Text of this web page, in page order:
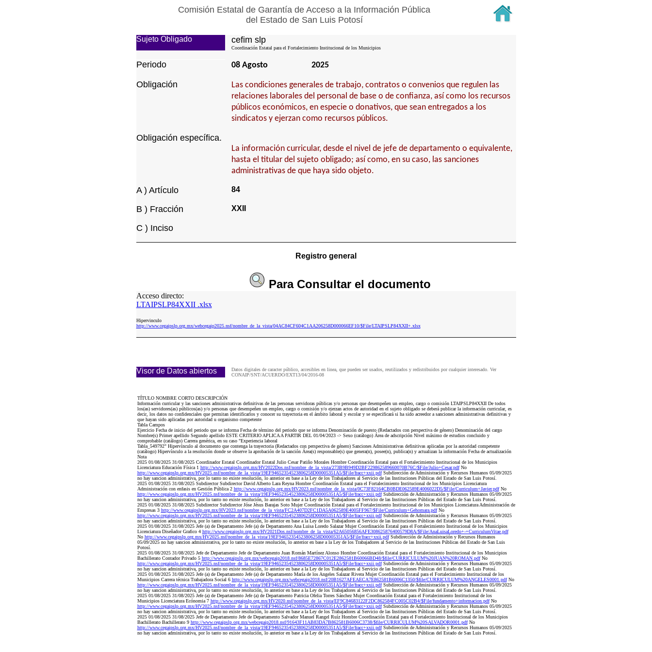
Comisión Estatal de Garantía de Acceso a la Información Pública
del Estado de San Luis Potosí
Sujeto Obligado cefim slp
Coordinación Estatal para el Fortalecimiento Institucional de los Municipios
Periodo 08 Agosto 2025
Obligación
Las condiciones generales de trabajo, contratos o convenios que regulen las
relaciones laborales del personal de base o de confianza, así como los recursos
públicos económicos, en especie o donativos, que sean entregados a los
sindicatos y ejerzan como recursos públicos.
Obligación específica.
La información curricular, desde el nivel de jefe de departamento o equivalente,
hasta el titular del sujeto obligado; así como, en su caso, las sanciones
administrativas de que haya sido objeto.
A ) Artículo 84
B ) Fracción XXII
C ) Inciso
Registro general
Para Consultarel documento
Acceso directo:
LTAIPSLP84XXII .xlsx
Hipervinculo
http://www.cegaipslp.org.mx/webcegaip2025.nsf/nombre_de_la_vista/04AC84CF604C1AA206258D000066EF10/$File/LTAIPSLP84XXII+.xlsx
Visor de Datos abiertos
Datos digitales de caracter público, accesibles en linea, que pueden ser usados, reutilizados y redistribuidos por cualquier interesado. Ver
CONAIP/SNT/ACUERDO/EXT13/04/2016-08
TÍTULO NOMBRE CORTO DESCRIPCIÓN
Información curricular y las sanciones administrativas definitivas de las personas servidoras públicas y/o personas que desempeñen un empleo, cargo o comisión LTAIPSLP84XXII De todos
los(as) servidores(as) públicos(as) y/o personas que desempeñen un empleo, cargo o comisión y/o ejerzan actos de autoridad en el sujeto obligado se deberá publicar la información curricular, es
decir, los datos no confidenciales que permitan identificarlos y conocer su trayectoria en el ámbito laboral y escolar y se especificará si ha sido acreedor a sanciones administrativas definitivas y
que hayan sido aplicadas por autoridad u organismo competente
Tabla Campos
Ejercicio Fecha de inicio del periodo que se informa Fecha de término del periodo que se informa Denominación de puesto (Redactados con perspectiva de género) Denominación del cargo
Nombre(s) Primer apellido Segundo apellido ESTE CRITERIO APLICA A PARTIR DEL 01/04/2023 -> Sexo (catálogo) Área de adscripción Nivel máximo de estudios concluido y
comprobable (catálogo) Carrera genérica, en su caso "Experiencia laboral
Tabla_549792" Hipervínculo al documento que contenga la trayectoria (Redactados con perspectiva de género) Sanciones Administrativas definitivas aplicadas por la autoridad competente
(catálogo) Hipervínculo a la resolución donde se observe la aprobación de la sanción Área(s) responsable(s) que genera(n), posee(n), publica(n) y actualizan la información Fecha de actualización
Nota
2025 01/08/2025 31/08/2025 Coordinador Estatal Coordinador Estatal Julio Cesar Patiño Morales Hombre Coordinación Estatal para el Fortalecimiento Institucional de los Municipios
Licenciatura Educación Física 1 http://www.cegaipslp.org.mx/HV2022Dos.nsf/nombre_de_la_vista/273B9B949D2BF229862589660070B76C/$File/Julio+Cesar.pdfNo
http://www.cegaipslp.org.mx/HV2025.nsf/nombre_de_la_vista/19EF94652354523806258D00005351A5/$File/fracc+xxii.pdfSubdirección de Administración y Recursos Humanos 05/09/2025
no hay sancion administrativa, por lo tanto no existe resolución, lo anterior en base a la Ley de los Trabajadores al Servicio de las Instituciones Públicas del Estado de San Luis Potosí.
2025 01/08/2025 31/08/2025 Subdirector Subdirector David Alberto Lara Reyna Hombre Coordinación Estatal para el Fortalecimiento Institucional de los Municipios Licenciatura
Administración con enfasis en Gestión Pública 2 http://www.cegaipslp.org.mx/HV2023.nsf/nombre_de_la_vista/0C73F82164CB0BDE062589E4006022D5/$File/Curriculum+Javier.pdfNo
http://www.cegaipslp.org.mx/HV2025.nsf/nombre_de_la_vista/19EF94652354523806258D00005351A5/$File/fracc+xxii.pdfSubdirección de Administración y Recursos Humanos 05/09/2025
no hay sancion administrativa, por lo tanto no existe resolución, lo anterior en base a la Ley de los Trabajadores al Servicio de las Instituciones Públicas del Estado de San Luis Potosí.
2025 01/08/2025 31/08/2025 Subdirector Subdirector Jóse Jésus Barajas Soto Mujer Coordinación Estatal para el Fortalecimiento Institucional de los Municipios Licenciatura Administración de
Empresas 3 http://www.cegaipslp.org.mx/HV2023.nsf/nombre_de_la_vista/FC2A407D2FC1DA5A062589E4005FF967/$File/Curriculum+Gehomara.pdfNo
http://www.cegaipslp.org.mx/HV2025.nsf/nombre_de_la_vista/19EF94652354523806258D00005351A5/$File/fracc+xxii.pdfSubdirección de Administración y Recursos Humanos 05/09/2025
no hay sancion administrativa, por lo tanto no existe resolución, lo anterior en base a la Ley de los Trabajadores al Servicio de las Instituciones Públicas del Estado de San Luis Potosí.
2025 01/08/2025 31/08/2025 Jefe (a) de Departamento Jefe (a) de Departamento Ana Luisa Loredo Salazar Mujer Coordinación Estatal para el Fortalecimiento Institucional de los Municipios
Licenciatura Diseñador Grafico 4 http://www.cegaipslp.org.mx/HV2021Dos.nsf/nombre_de_la_vista/62A65056856AFE308625876400579D8A/$File/AnaLuisaLoredo+-+CurriculumVitae.pdf
No http://www.cegaipslp.org.mx/HV2025.nsf/nombre_de_la_vista/19EF94652354523806258D00005351A5/$File/fracc+xxii.pdfSubdirección de Administración y Recursos Humanos
05/09/2025 no hay sancion administrativa, por lo tanto no existe resolución, lo anterior en base a la Ley de los Trabajadores al Servicio de las Instituciones Públicas del Estado de San Luis
Potosí.
2025 01/08/2025 31/08/2025 Jefe de Departamento Jefe de Departamento Juan Román Martínez Alonso Hombre Coordinación Estatal para el Fortalecimiento Institucional de los Municipios
Bachillerato Contador Privado 5 http://www.cegaipslp.org.mx/webcegaip2018.nsf/8685E72867C012E2862581B60066BD48/$file/CURRICULUM%20JUAN%20ROMAN.pdfNo
http://www.cegaipslp.org.mx/HV2025.nsf/nombre_de_la_vista/19EF94652354523806258D00005351A5/$File/fracc+xxii.pdfSubdirección de Administración y Recursos Humanos 05/09/2025
no hay sancion administrativa, por lo tanto no existe resolución, lo anterior en base a la Ley de los Trabajadores al Servicio de las Instituciones Públicas del Estado de San Luis Potosí.
2025 01/08/2025 31/08/2025 Jefe (a) de Departamento Jefe (a) de Departamento María de los Angeles Salazar Rivera Mujer Coordinación Estatal para el Fortalecimiento Institucional de los
Municipios Carrera técnica Trabajadora Social 6 http://www.cegaipslp.org.mx/webcegaip2018.nsf/20B1627AFEAECA7E862581B6006C1350/$file/CURRICULUM%20ANGELES0001.pdfNo
http://www.cegaipslp.org.mx/HV2025.nsf/nombre_de_la_vista/19EF94652354523806258D00005351A5/$File/fracc+xxii.pdfSubdirección de Administración y Recursos Humanos 05/09/2025
no hay sancion administrativa, por lo tanto no existe resolución, lo anterior en base a la Ley de los Trabajadores al Servicio de las Instituciones Públicas del Estado de San Luis Potosí.
2025 01/08/2025 31/08/2025 Jefe (a) de Departamento Jefe (a) de Departamento Patricia Ofelia Torres Sánchez Mujer Coordinación Estatal para el Fortalecimiento Institucional de los
Municipios Licenciatura Ecónomia 7 http://www.cegaipslp.org.mx/HV2020.nsf/nombre_de_la_vista/EF9C84683122F2DC862584FC005C02B4/$File/fundamento+informacion.pdfNo
http://www.cegaipslp.org.mx/HV2025.nsf/nombre_de_la_vista/19EF94652354523806258D00005351A5/$File/fracc+xxii.pdfSubdirección de Administración y Recursos Humanos 05/09/2025
no hay sancion administrativa, por lo tanto no existe resolución, lo anterior en base a la Ley de los Trabajadores al Servicio de las Instituciones Públicas del Estado de San Luis Potosí.
2025 01/08/2025 31/08/2025 Jefe de Departamento Jefe de Departamento Salvador Manuel Rangel Ruíz Hombre Coordinación Estatal para el Fortalecimiento Institucional de los Municipios
Bachillerato Bachillerato 9 http://www.cegaipslp.org.mx/webcegaip2018.nsf/91643F11AB83DA7B862581B6006C3738/$file/CURRICULUM%20SALVADOR0001.pdfNo
http://www.cegaipslp.org.mx/HV2025.nsf/nombre_de_la_vista/19EF94652354523806258D00005351A5/$File/fracc+xxii.pdfSubdirección de Administración y Recursos Humanos 05/09/2025
no hay sancion administrativa, por lo tanto no existe resolución, lo anterior en base a la Ley de los Trabajadores al Servicio de las Instituciones Públicas del Estado de San Luis Potosí.